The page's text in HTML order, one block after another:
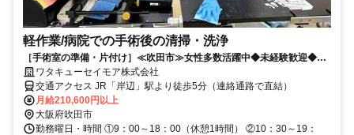
軽作業/病院での手術後の清掃・洗浄
［手術室の準備・片付け］≪吹田市≫女性多数活躍中◆未経験歓迎◆JR
岸辺駅直結◎
ワタキューセイモア株式会社
交通アクセス JR「岸辺」駅より徒歩5分（連絡通路で直結）
月給210,600円以上
大阪府吹田市
勤務曜日・時間 ①9：00～18：00（休憩1時間） ②10：30～19：